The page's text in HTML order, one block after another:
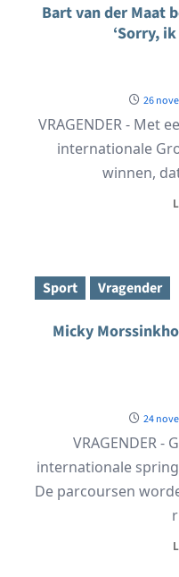
Bart van der Maat
‘Sorry,
26
VRAGENDER - Met
internationale
winnen,
Sport Vragender
Micky
24
VRAGENDER -
internationale
De parcoursen